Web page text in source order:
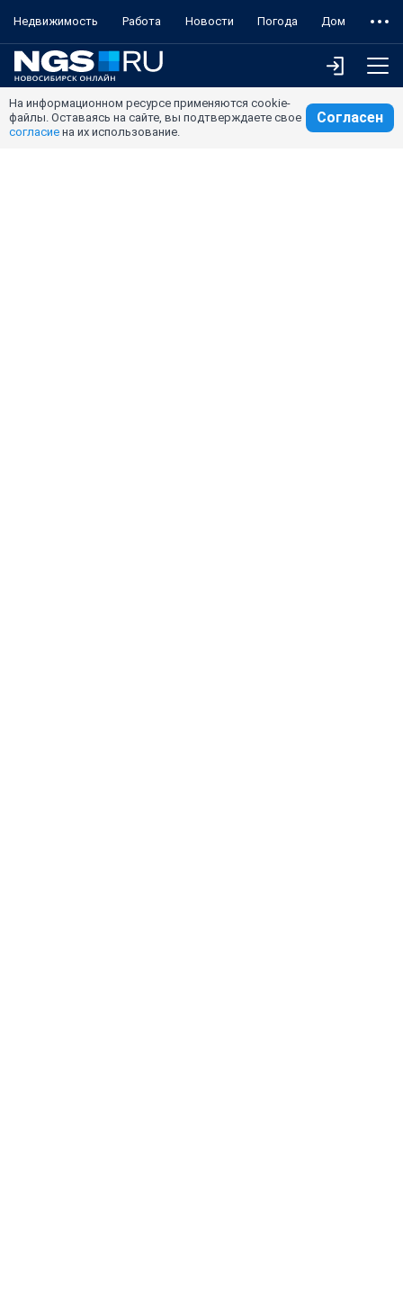
Недвижимость Работа Новости Погода Дом
На информационном ресурсе применяются cookie-
файлы. Оставаясь на сайте, вы подтверждаете свое
согласие на их использование.
Согласен